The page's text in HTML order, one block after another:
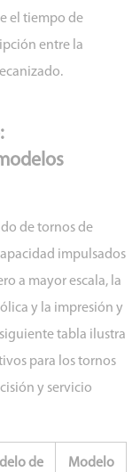
el tiempo de
entre la
de tornos de
impulsados
a mayor escala, la
y la impresión y
tabla ilustra
para los tornos
y servicio
de
Modelo